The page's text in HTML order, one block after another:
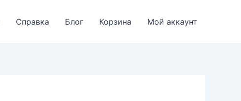
Справка Блог Корзина Мой аккаунт